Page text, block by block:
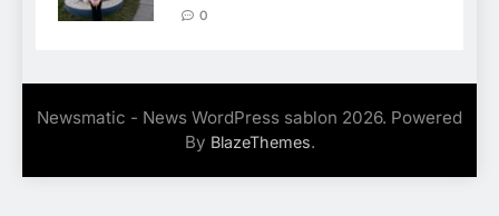
0
Newsmatic - News WordPress sablon 2026. Powered
By BlazeThemes.